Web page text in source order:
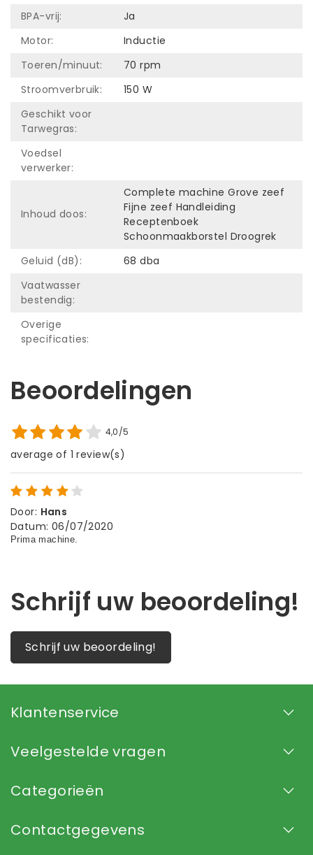
BPA-vrij:
Ja
Motor:
Inductie
Toeren/minuut:
70 rpm
Stroomverbruik:
150 W
Geschikt voor
Tarwegras:
Voedsel
verwerker:
Inhoud doos:
Complete machine Grove zeef
Fijne zeef Handleiding
Receptenboek
Schoonmaakborstel Droogrek
Geluid (dB):
68 dba
Vaatwasser
bestendig:
Overige
specificaties:
Beoordelingen
4,0/5
average of 1 review(s)
Door: Hans
Datum: 06/07/2020
Schrijf uw beoordeling!
Schrijf uw beoordeling!
Klantenservice
Veelgestelde vragen
Categorieën
Contactgegevens